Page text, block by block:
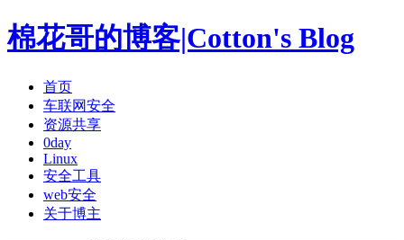
棉花哥的博客|Cotton's Blog
首页
车联网安全
资源共享
0day
Linux
安全工具
web安全
关于博主